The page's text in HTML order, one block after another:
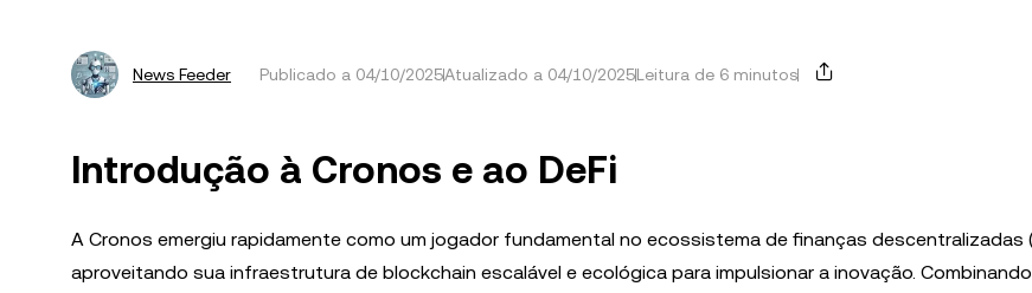
News Feeder Publicado a 04/10/2025Atualizado a 04/10/2025Leitura de 6 minutos
Introdução à Cronos e ao DeFi
A Cronos emergiu rapidamente como um jogador fundamental no ecossistema de finanças descentralizadas
aproveitando sua infraestrutura de blockchain escalável e ecológica para impulsionar a inovação.